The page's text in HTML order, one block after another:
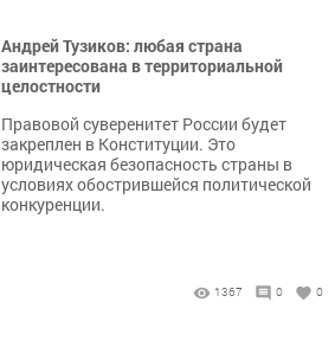
Андрей Тузиков: любая страна
заинтересована в территориальной
целостности
​​​​​​​Правовой суверенитет России будет
закреплен в Конституции. Это
юридическая безопасность страны в
условиях обострившейся политической
конкуренции.
1367 0 0